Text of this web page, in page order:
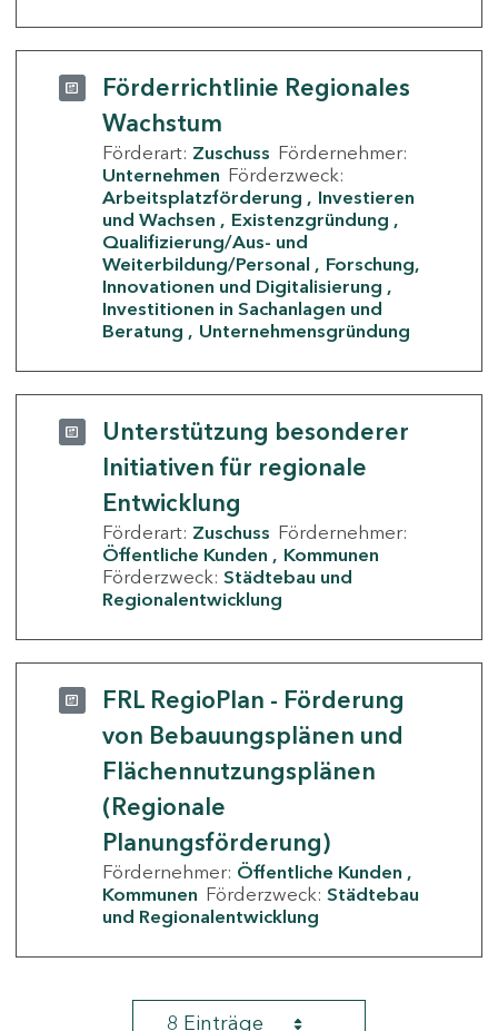
Förderrichtlinie Regionales
Wachstum
Förderart: Zuschuss Fördernehmer:
Unternehmen Förderzweck:
Arbeitsplatzförderung
Investieren
und Wachsen
Existenzgründung
Qualifizierung/Aus- und
Weiterbildung/Personal
Forschung,
Innovationen und Digitalisierung
Investitionen in Sachanlagen und
Beratung
Unternehmensgründung
Unterstützung besonderer
Initiativen für regionale
Entwicklung
Förderart: Zuschuss Fördernehmer:
Öffentliche Kunden
Kommunen
Förderzweck: Städtebau und
Regionalentwicklung
FRL RegioPlan - Förderung
von Bebauungsplänen und
Flächennutzungsplänen
(Regionale
Planungsförderung)
Fördernehmer: Öffentliche Kunden
Kommunen Förderzweck: Städtebau
und Regionalentwicklung
8 Einträge